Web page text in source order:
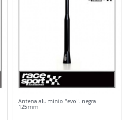
Antena aluminio "evo". negra
125mm